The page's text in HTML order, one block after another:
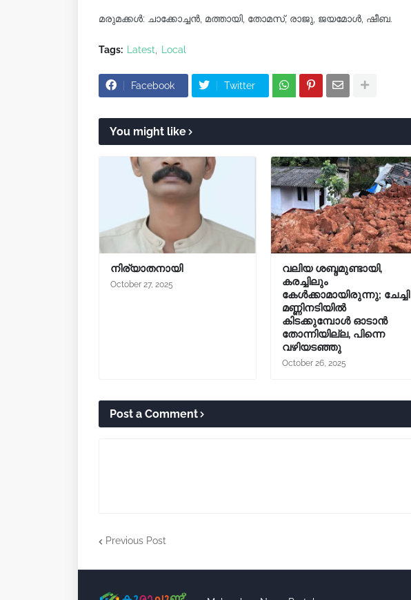
മരുമക്കൾ: ചാക്കോച്ചൻ, മത്തായി, തോമസ്, രാജു, ജയമോൾ, ഷീബ.
Tags: Latest Local
Facebook Twitter
You might like
നിര്യാതനായി
October 27, 2025
വലിയ ശബ്ദമുണ്ടായി,
കരച്ചിലും
കേൾക്കാമായിരുന്നു; ചേച്ചി
മണ്ണിനടിയിൽ
കിടക്കുമ്പോൾ ഓടാൻ
തോന്നിയില്ല, പിന്നെ
വഴിയടഞ്ഞു
October 26, 2025
Post a Comment
Previous Post